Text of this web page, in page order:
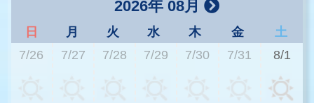
2026年 08月
日 月 火 水 木 金
土
7/26
7/27 7/28 7/29 7/30 7/31 8/1